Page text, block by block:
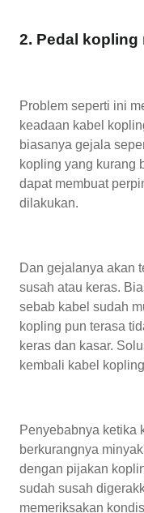
2. Pedal
Problem seperti ini
keadaan kabel
biasanya gejala
kopling yang kurang
dapat membuat
dilakukan.
Dan gejalanya akan
susah atau keras.
sebab kabel sudah
kopling pun terasa
keras dan kasar.
kembali kabel
Penyebabnya ketika
berkurangnya
dengan pijakan
sudah susah
memeriksakan